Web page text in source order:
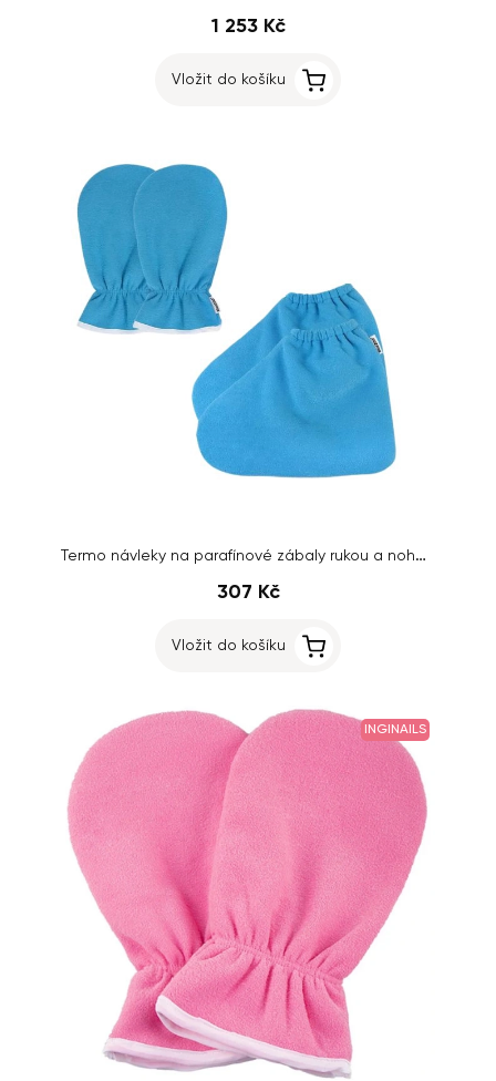
1 253 Kč
Vložit do košíku
Termo návleky na parafínové zábaly rukou a nohou, modré
307 Kč
Vložit do košíku
INGINAILS